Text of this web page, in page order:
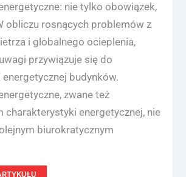
nie tylko obowiązek,
obliczu rosnących problemów z
i globalnego ocieplenia,
przywiązuje się do
budynków.
zwane też
charakterystyki energetycznej, nie
biurokratycznym